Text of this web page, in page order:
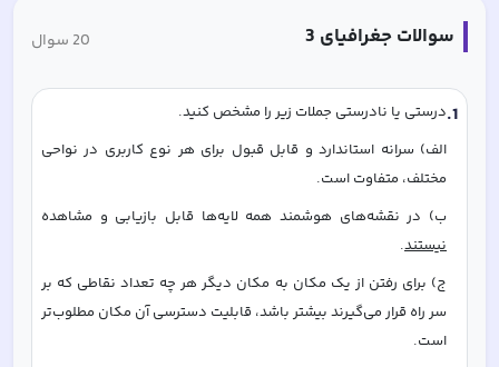
سوالاتجغرافیای 3 20 سوال
1
.درستی یا نادرستی جملات زیر را مشخص کنید.
مختلف، متفاوت است.
ب) در نقشه‌های هوشمند همه لایه‌ها قابل بازیابی و مشاهده
نیستند.
است.